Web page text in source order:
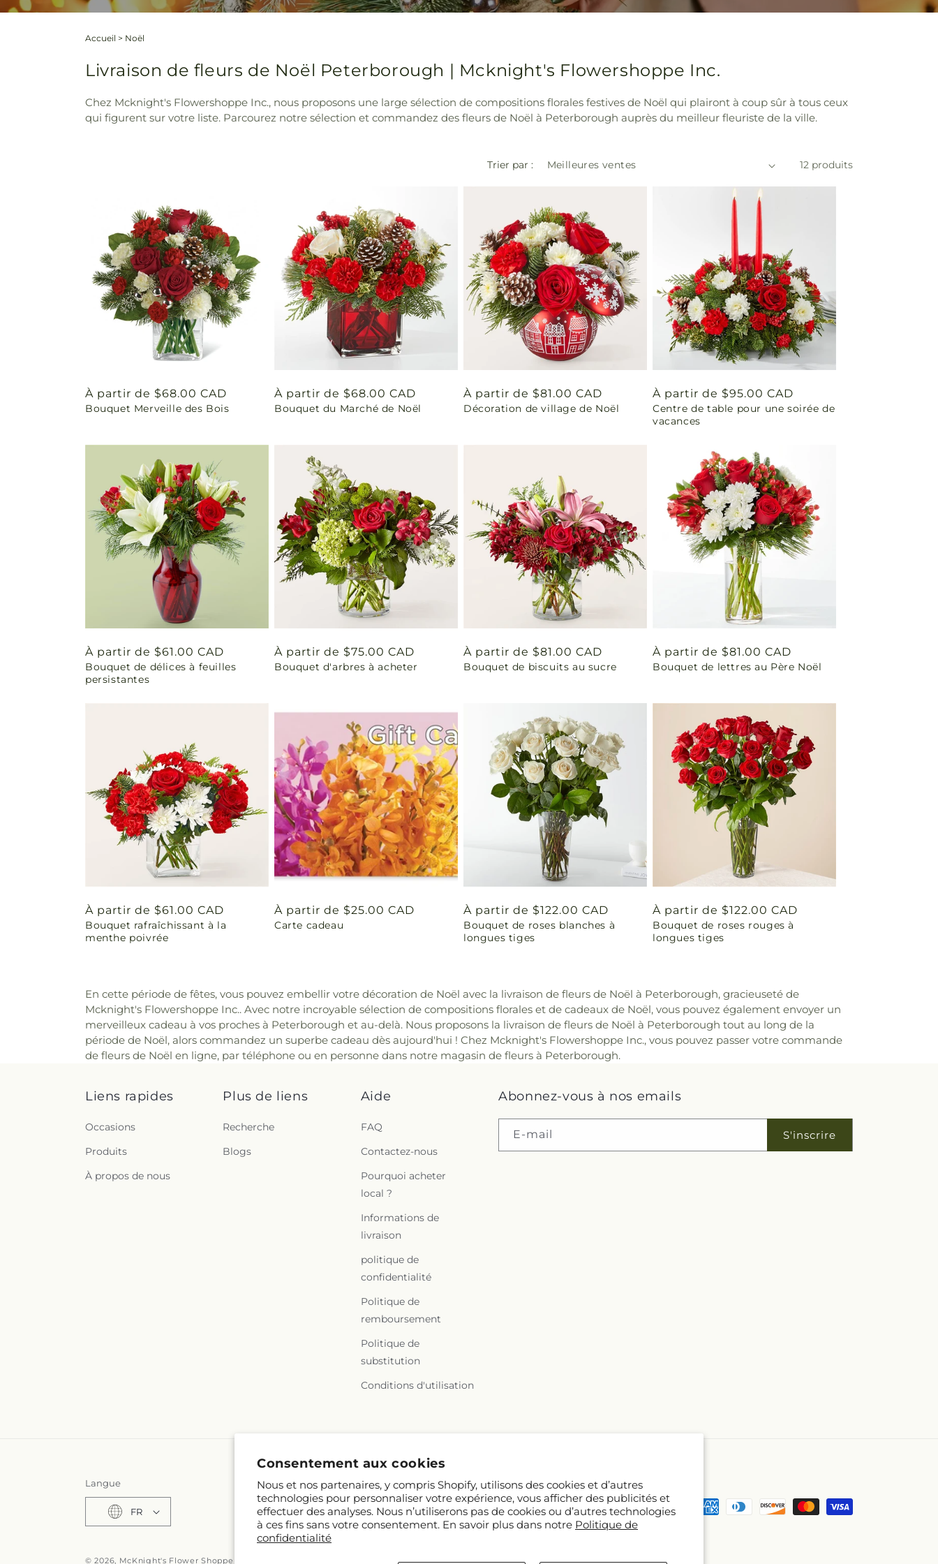
Consentement aux cookies
Nous et nos partenaires, y compris Shopify, utilisons des cookies et d’autres
technologies pour personnaliser votre expérience, vous afficher des publicités et
effectuer des analyses. Nous n’utiliserons pas de cookies ou d’autres technologies
à ces fins sans votre consentement. En savoir plus dans notre Politique de
confidentialité
Accueil > Noël
Livraison de fleurs de Noël Peterborough | Mcknight's Flowershoppe Inc.
Chez Mcknight's Flowershoppe Inc., nous proposons une large sélection de compositions florales festives de Noël qui plairont à coup sûr à tous ceux
qui figurent sur votre liste. Parcourez notre sélection et commandez des fleurs de Noël à Peterborough auprès du meilleur fleuriste de la ville.
Trier par : 12 produits
Prix
habituel
À partir de $68.00 CAD
Bouquet Merveille des Bois
Prix
habituel
À partir de $68.00 CAD
Bouquet du Marché de Noël
Prix
habituel
À partir de $81.00 CAD
Décoration de village de Noël
Prix
habituel
À partir de $95.00 CAD
Centre de table pour une soirée de
vacances
Prix
habituel
À partir de $61.00 CAD
Bouquet de délices à feuilles
persistantes
Prix
habituel
À partir de $75.00 CAD
Bouquet d'arbres à acheter
Prix
habituel
À partir de $81.00 CAD
Bouquet de biscuits au sucre
Prix
habituel
À partir de $81.00 CAD
Bouquet de lettres au Père Noël
Prix
habituel
À partir de $61.00 CAD
Bouquet rafraîchissant à la
menthe poivrée
Prix
habituel
À partir de $25.00 CAD
Carte cadeau
Prix
habituel
À partir de $122.00 CAD
Bouquet de roses blanches à
longues tiges
Prix
habituel
À partir de $122.00 CAD
Bouquet de roses rouges à
longues tiges
En cette période de fêtes, vous pouvez embellir votre décoration de Noël avec la livraison de fleurs de Noël à Peterborough, gracieuseté de
Mcknight's Flowershoppe Inc.. Avec notre incroyable sélection de compositions florales et de cadeaux de Noël, vous pouvez également envoyer un
merveilleux cadeau à vos proches à Peterborough et au-delà. Nous proposons la livraison de fleurs de Noël à Peterborough tout au long de la
période de Noël, alors commandez un superbe cadeau dès aujourd'hui ! Chez Mcknight's Flowershoppe Inc., vous pouvez passer votre commande
de fleurs de Noël en ligne, par téléphone ou en personne dans notre magasin de fleurs à Peterborough.
Liens rapides
Occasions
Produits
À propos de nous
Plus de liens
Recherche
Blogs
Aide
FAQ
Contactez-nous
Pourquoi acheter
local ?
Informations de
livraison
politique de
confidentialité
Politique de
remboursement
Politique de
substitution
Conditions d'utilisation
Abonnez-vous à nos emails
E-mail S'inscrire
Langue
FR
Moyens
© 2026, McKnight's Flower Shoppe Inc